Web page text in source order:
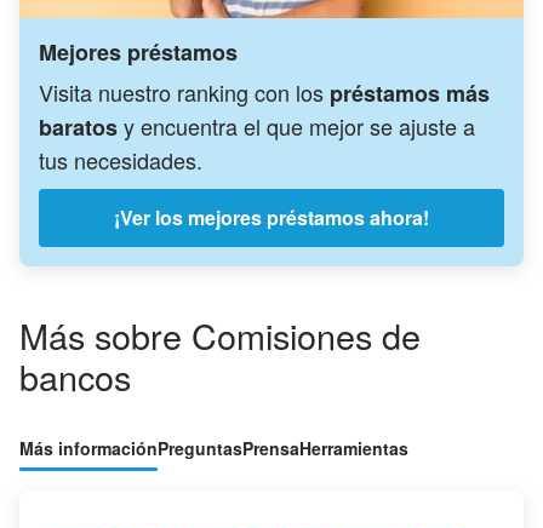
Mejores préstamos
Visita nuestro ranking con los préstamos más
baratosy encuentra el que mejor se ajuste a
tus necesidades.
¡Ver los mejores préstamos ahora!
Más sobre Comisiones de
bancos
Más informaciónPreguntasPrensaHerramientas